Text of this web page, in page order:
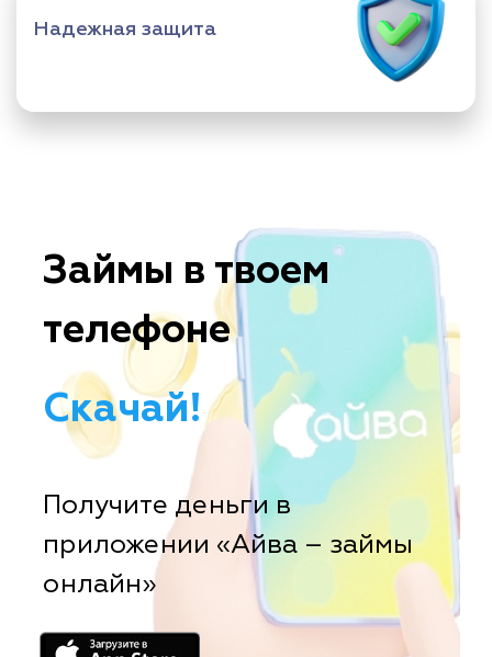
Надежная защита
Займы в твоем
телефоне
Скачай!
Получите деньги в
приложении «Айва – займы
онлайн»